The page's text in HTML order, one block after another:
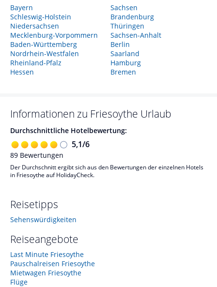
Bayern
Schleswig-Holstein
Niedersachsen
Mecklenburg-Vorpommern
Baden-Württemberg
Nordrhein-Westfalen
Rheinland-Pfalz
Hessen
Sachsen
Brandenburg
Thüringen
Sachsen-Anhalt
Berlin
Saarland
Hamburg
Bremen
Informationen zu Friesoythe Urlaub
Durchschnittliche Hotelbewertung:
5,1/6
89 Bewertungen
Der Durchschnitt ergibt sich aus den Bewertungen der einzelnen Hotels
in Friesoythe auf HolidayCheck.
Reisetipps
Sehenswürdigkeiten
Reiseangebote
Last Minute Friesoythe
Pauschalreisen Friesoythe
Mietwagen Friesoythe
Flüge